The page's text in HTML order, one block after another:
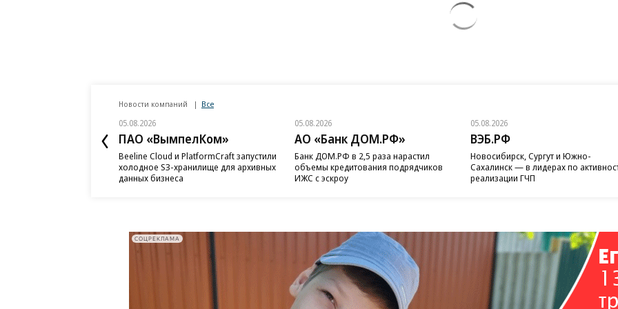
Новости компаний Все
05.08.2026
ПАО «ВымпелКом»
Beeline Cloud и PlatformCraft запустили
холодное S3-хранилище для архивных
данных бизнеса
05.08.2026
АО «Банк ДОМ.РФ»
Банк ДОМ.РФ в 2,5 раза нарастил
объемы кредитования подрядчиков
ИЖС с эскроу
05.08.2026
ВЭБ.РФ
Новосибирск, Сургут и Южно-
Сахалинск — в лидерах по
реализации ГЧП
СОЦРЕКЛАМА